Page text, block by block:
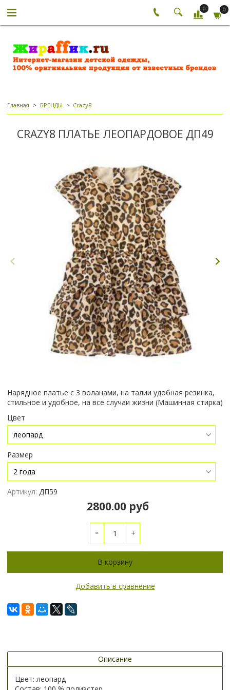
0 0
Главная БРЕНДЫ Crazy8
CRAZY8 ПЛАТЬЕ ЛЕОПАРДОВОЕ ДП49
Нарядное платье с 3 воланами, на талии удобная резинка,
стильное и удобное, на все случаи жизни (Машинная стирка)
Цвет
Размер
Артикул: ДП59
2800.00 руб
В корзину
Добавить в сравнение
Описание
Цвет: леопард